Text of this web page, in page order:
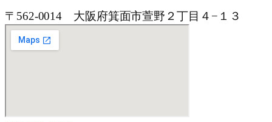
〒562-0014 大阪府箕面市萱野２丁目４−１３